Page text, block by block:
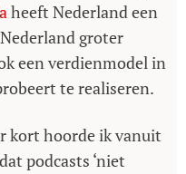
heeft Nederland een
groter
een verdienmodel in
te realiseren.
kort hoorde ik vanuit
podcasts ‘niet